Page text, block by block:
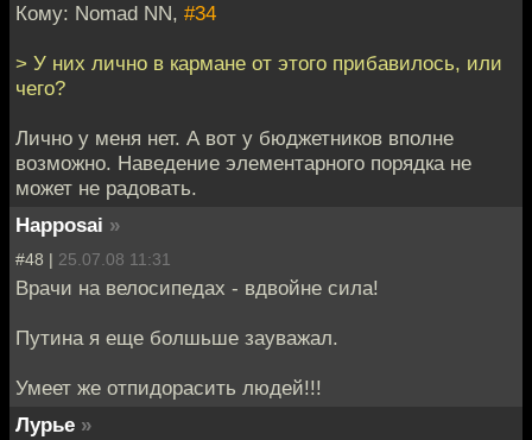
Кому: Nomad NN, #34
> У них лично в кармане от этого прибавилось, или
чего?
Лично у меня нет. А вот у бюджетников вполне
возможно. Наведение элементарного порядка не
может не радовать.
Happosai »
#48 | 25.07.08 11:31
Врачи на велосипедах - вдвойне сила!
Путина я еще болшьше зауважал.
Умеет же отпидорасить людей!!!
Лурье »